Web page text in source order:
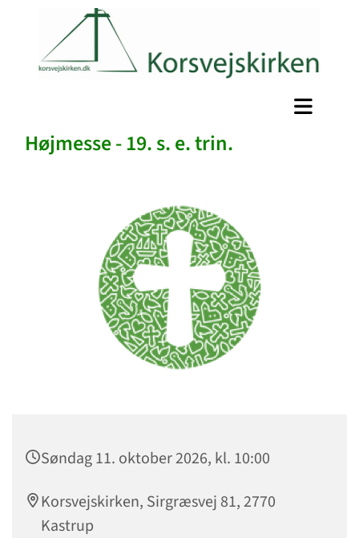
Højmesse - 19. s. e. trin.
Søndag 11. oktober 2026, kl. 10:00
Korsvejskirken, Sirgræsvej 81, 2770
Kastrup